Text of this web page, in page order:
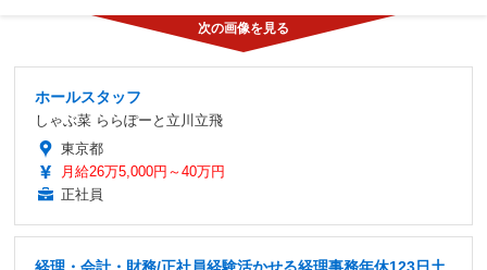
ホールスタッフ
しゃぶ菜 ららぽーと立川立飛
東京都
月給26万5,000円～40万円
正社員
経理・会計・財務/正社員経験活かせる経理事務年休123日土